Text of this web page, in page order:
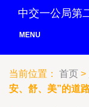
中交一公局第
MENU
当前位置： 首页 >
安、舒、美”的道